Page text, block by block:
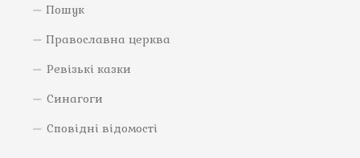
Пошук
Православна церква
Ревізькі казки
Синагоги
Сповідні відомості